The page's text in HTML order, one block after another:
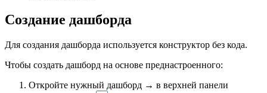
Создание дашборда
Для создания дашборда используется конструктор без кода.
Чтобы создать дашборд на основе преднастроенного:
Откройте нужный дашборд → в верхней панели